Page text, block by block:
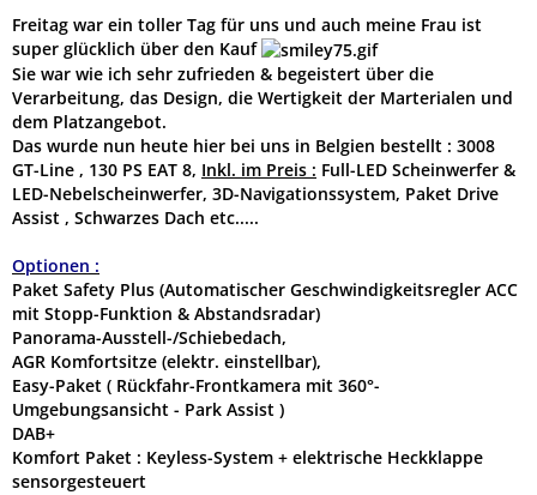
Freitag war ein toller Tag für uns und auch meine Frau ist
super glücklich über den Kauf
Sie war wie ich sehr zufrieden & begeistert über die
Verarbeitung, das Design, die Wertigkeit der Marterialen und
dem Platzangebot.
Das wurde nun heute hier bei uns in Belgien bestellt : 3008
GT-Line , 130 PS EAT 8, Inkl. im Preis : Full-LED Scheinwerfer &
LED-Nebelscheinwerfer, 3D-Navigationssystem, Paket Drive
Assist , Schwarzes Dach etc.....
Optionen :
Paket Safety Plus (Automatischer Geschwindigkeitsregler ACC
mit Stopp-Funktion & Abstandsradar)
Panorama-Ausstell-/Schiebedach,
AGR Komfortsitze (elektr. einstellbar),
Easy-Paket ( Rückfahr-Frontkamera mit 360°-
Umgebungsansicht - Park Assist )
DAB+
Komfort Paket : Keyless-System + elektrische Heckklappe
sensorgesteuert